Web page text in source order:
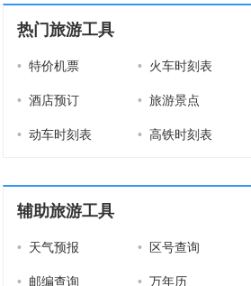
热门旅游工具
• 特价机票 • 火车时刻表
• 酒店预订 • 旅游景点
• 动车时刻表 • 高铁时刻表
辅助旅游工具
• 天气预报 • 区号查询
• 邮编查询 • 万年历